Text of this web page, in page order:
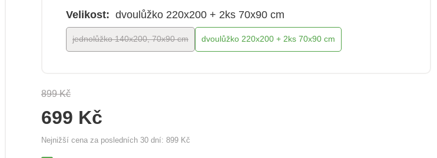
Velikost: dvoulůžko 220x200 + 2ks 70x90 cm
jednolůžko 140x200, 70x90 cm dvoulůžko 220x200 + 2ks 70x90 cm
899 Kč
699 Kč
Nejnižší cena za posledních 30 dní: 899 Kč